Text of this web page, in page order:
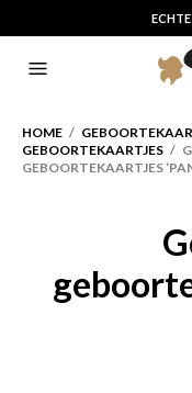
HOME /
GEBOORTEKAARTJES /
GEBOORTEKAARTJES